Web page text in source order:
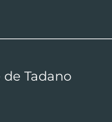
Tadano